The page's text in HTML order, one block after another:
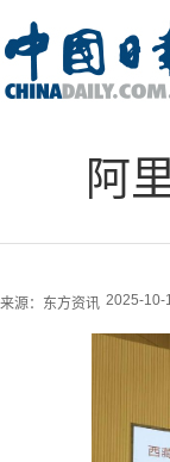
阿
来源： 东方资讯 2025-10-